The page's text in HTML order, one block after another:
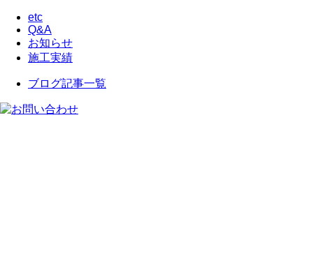
etc
Q&A
お知らせ
施工実績
ブログ記事一覧